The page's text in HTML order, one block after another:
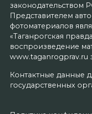
законодательством
Представителем
фотоматериалов
«Таганрогская
воспроизведение
www.taganrogprav.ru
Контактные данные
государственных